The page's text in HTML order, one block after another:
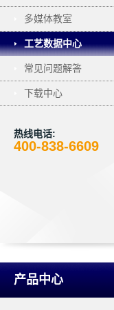
多媒体教室
工艺数据中心
常见问题解答
下载中心
热线电话:
400-838-6609
产品中心